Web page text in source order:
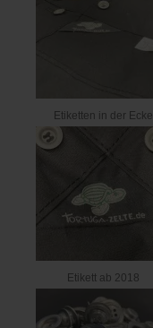
Etiketten in der Ecke
Etikett ab 2018